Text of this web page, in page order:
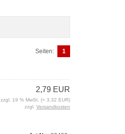
Seiten: 1
2,79 EUR
zzgl. 19 % MwSt. (= 3,32 EUR)
zzgl. Versandkosten